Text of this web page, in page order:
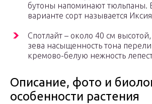
бутоны напоминают тюльпаны.
варианте сорт называется
Спотлайт – около 40 см
зева насыщенность тона
кремово-белую нежность
Описание, фото и
особенности растения